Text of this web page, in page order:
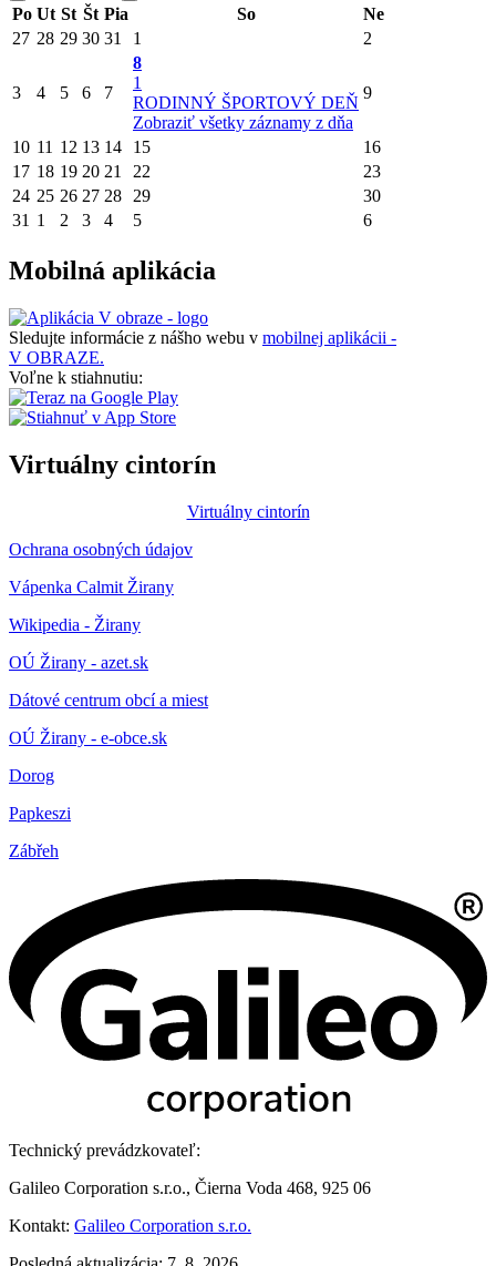
Po Ut St Št Pia So
Ne
27 28 29 30 31 1 2
3 4 5 6 7
8
1
RODINNÝ ŠPORTOVÝ DEŇ
Zobraziť všetky záznamy z dňa
9
10 11 12 13 14 15
16
17 18 19 20 21 22
23
24 25 26 27 28 29
30
31 1 2 3 4 5 6
Mobilná aplikácia
Sledujte informácie z nášho webu v mobilnej aplikácii -
V OBRAZE.
Voľne k stiahnutiu:
Virtuálny cintorín
Virtuálny cintorín
Ochrana osobných údajov
Vápenka Calmit Žirany
Wikipedia - Žirany
OÚ Žirany - azet.sk
Dátové centrum obcí a miest
OÚ Žirany - e-obce.sk
Dorog
Papkeszi
Zábřeh
Technický prevádzkovateľ:
Galileo Corporation s.r.o., Čierna Voda 468, 925 06
Kontakt: Galileo Corporation s.r.o.